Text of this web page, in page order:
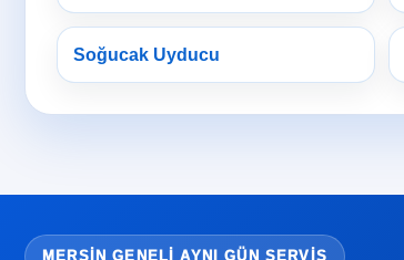
Soğucak Uyducu
MERSIN GENELI AYNI GÜN SERVIS